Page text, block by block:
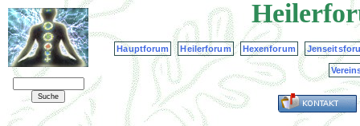
Hauptforum Heilerforum Hexenforum